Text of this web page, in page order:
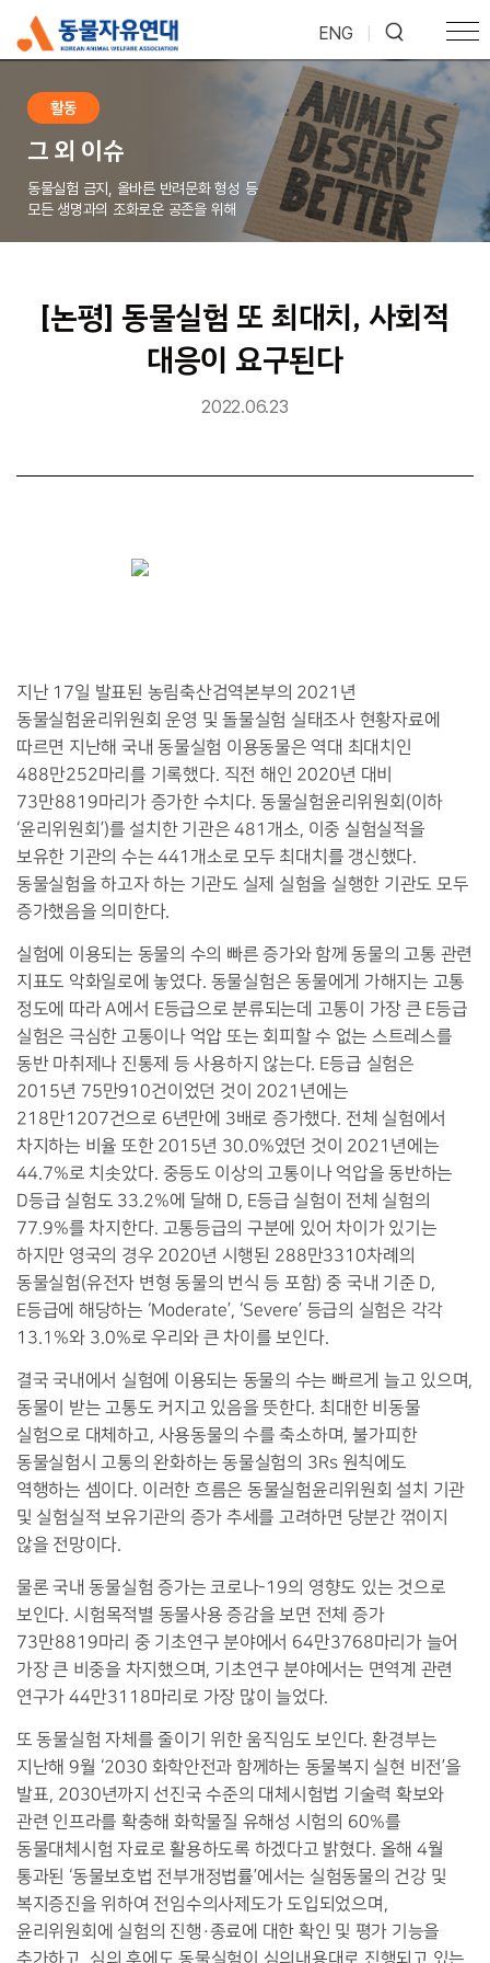
ENG
활동
그 외 이슈
동물실험 금지, 올바른 반려문화 형성 등
모든 생명과의 조화로운 공존을 위해
[논평] 동물실험 또 최대치, 사회적
대응이 요구된다
2022.06.23
지난 17일 발표된 농림축산검역본부의 2021 년
동물실험윤리위원회 운영 및 돌물실험 실태조사 현황자료에
따르면 지난해 국내 동물실험 이용동물은 역대 최대치인
488만252마리를 기록했다. 직전 해인 2020년 대비
73만8819마리가 증가한 수치다. 동물실험윤리위원회 (이하
‘윤리위원회 ’)를 설치한 기관은481 개소, 이중 실험실적을
보유한 기관의 수는441 개소로 모두 최대치를 갱신했다.
동물실험을 하고자 하는 기관도 실제 실험을 실행한 기관도 모두
증가했음을 의미한다.
실험에 이용되는 동물의 수의 빠른 증가와 함께 동물의 고통 관련
지표도 악화일로에 놓였다. 동물실험은 동물에게 가해지는 고통
정도에 따라A에서 E등급으로 분류되는데 고통이 가장 큰 E등급
실험은 극심한 고통이나 억압 또는 회피할 수 없는 스트레스를
동반 마취제나 진통제 등 사용하지 않는다. E등급 실험은
2015년 75만910건이었던 것이 2021 년에는
218만1207건으로 6년만에 3배로 증가했다. 전체 실험에서
차지하는 비율 또한 2015년 30.0%였던 것이 2021 년에는
44.7%로 치솟았다. 중등도 이상의 고통이나 억압을 동반하는
D등급 실험도 33.2%에 달해 D, E등급 실험이 전체 실험의
77.9%를 차지한다. 고통등급의 구분에 있어 차이가 있기는
하지만 영국의 경우 2020년 시행된 288만3310차례의
동물실험(유전자 변형 동물의 번식 등 포함)중 국내 기준 D,
E등급에 해당하는 ‘Moderate’, ‘Severe’ 등급의 실험은 각각
13.1%와 3.0%로 우리와 큰 차이를 보인다.
결국 국내에서 실험에 이용되는 동물의 수는 빠르게 늘고 있으며,
동물이 받는 고통도 커지고 있음을 뜻한다. 최대한 비동물
실험으로 대체하고, 사용동물의 수를 축소하며,불가피한
동물실험시 고통의 완화하는 동물실험의 3Rs 원칙에도
역행하는 셈이다. 이러한 흐름은 동물실험윤리위원회 설치 기관
및 실험실적 보유기관의 증가 추세를 고려하면 당분간 꺾이지
않을 전망이다.
물론 국내 동물실험 증가는 코로나-19의 영향도 있는 것으로
보인다. 시험목적별 동물사용 증감을 보면 전체 증가
73만8819마리 중 기초연구 분야에서 64만3768마리가 늘어
가장 큰 비중을 차지했으며, 기초연구 분야에서는 면역계 관련
연구가 44만3118마리로 가장 많이 늘었다.
또 동물실험 자체를 줄이기 위한 움직임도 보인다.환경부는
지난해 9월 ‘2030 화학안전과 함께하는 동물복지 실현 비전’을
발표, 2030년까지 선진국 수준의 대체시험법 기술력 확보와
관련 인프라를 확충해 화학물질 유해성 시험의 60%를
동물대체시험 자료로 활용하도록 하겠다고 밝혔다. 올해 4월
통과된 ‘동물보호법 전부개정법률’에서는 실험동물의 건강 및
복지증진을 위하여 전임수의사제도가 도입되었으며 ,
윤리위원회에 실험의 진행 ·종료에 대한 확인 및 평가 기능을